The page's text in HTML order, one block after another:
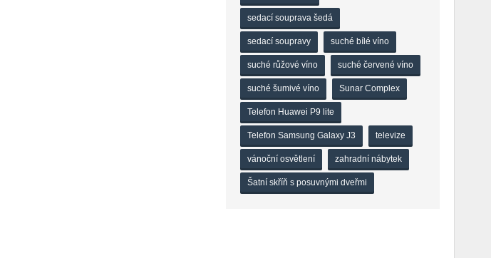
sedací souprava šedá
sedací soupravy suché bílé víno
suché růžové víno suché červené víno
suché šumivé víno Sunar Complex
Telefon Huawei P9 lite
Telefon Samsung Galaxy J3 televize
vánoční osvětlení zahradní nábytek
Šatní skříň s posuvnými dveřmi